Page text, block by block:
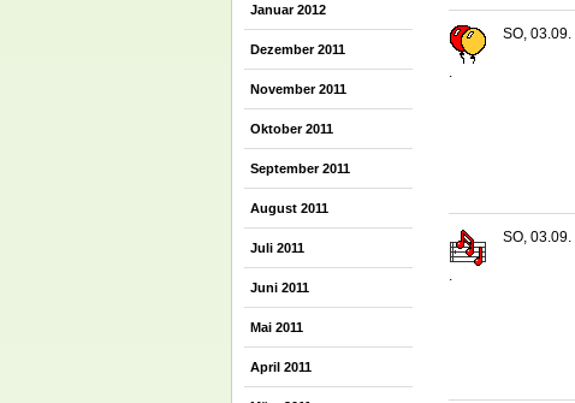
Januar 2012
Dezember 2011
November 2011
Oktober 2011
September 2011
August 2011
Juli 2011
Juni 2011
Mai 2011
April 2011
.
SO, 03.09.
SO, 03.09.